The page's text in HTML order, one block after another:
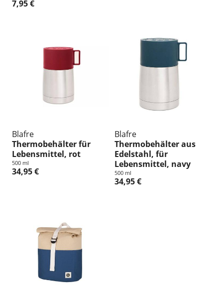
7,95 €
Blafre
Thermobehälter für
Lebensmittel, rot
500 ml
34,95 €
Blafre
Thermobehälter aus
Edelstahl, für
Lebensmittel, navy
500 ml
34,95 €